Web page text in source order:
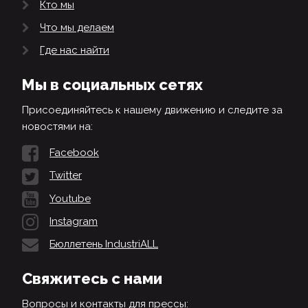
Кто мы
Что мы делаем
Где нас найти
Мы в социальных сетях
Присоединяйтесь к нашему движению и следите за
новостями на:
Facebook
Twitter
Youtube
Instagram
Бюллетень IndustriALL
Свяжитесь с нами
Вопросы и контакты для прессы: